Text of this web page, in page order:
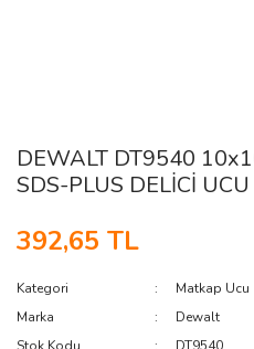
DEWALT DT9540
SDS-PLUS DELİCİ UCU
392,65 TL
Kategori
Matkap Ucu
Marka
Dewalt